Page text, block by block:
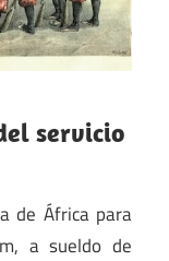
servicio
de África para
a sueldo de